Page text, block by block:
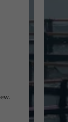
This